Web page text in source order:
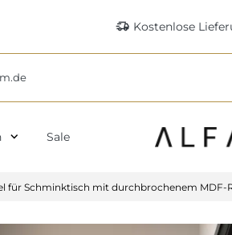
delivery_truck_speed Kostenlose
expand_more Sale
für Schminktisch mit durchbrochenem MDF-